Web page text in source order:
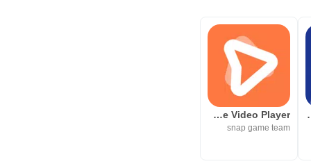
Guide
lPlayer - Offline Video Player
snap game team